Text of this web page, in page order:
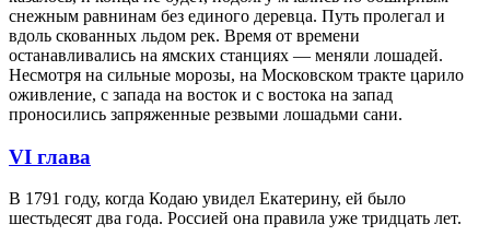
снежным равнинам без единого деревца. Путь пролегал и
вдоль скованных льдом рек. Время от времени
останавливались на ямских станциях — меняли лошадей.
Несмотря на сильные морозы, на Московском тракте царило
оживление, с запада на восток и с востока на запад
проносились запряженные резвыми лошадьми сани.
VI глава
В 1791 году, когда Кодаю увидел Екатерину, ей было
шестьдесят два года. Россией она правила уже тридцать лет.